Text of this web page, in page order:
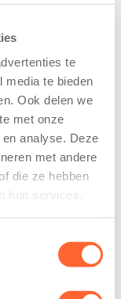
te
media te bieden
Ook delen we
met onze
analyse. Deze
met andere
die ze hebben
hun services.
onze
zonnetje.
voor onze